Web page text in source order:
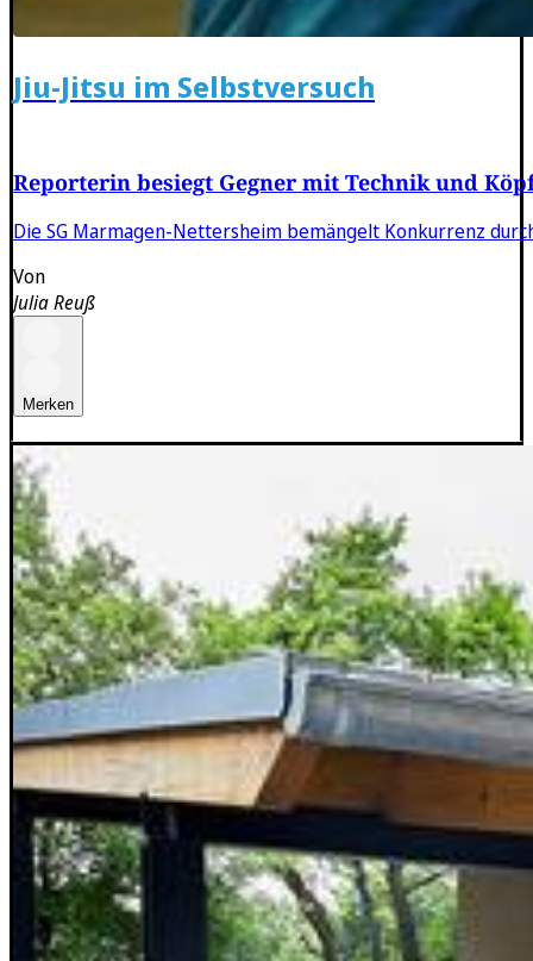
Jiu-Jitsu im Selbstversuch
Reporterin besiegt Gegner mit Technik und
Die SG Marmagen-Nettersheim bemängelt Konkurrenz
Von
Julia Reuß
Merken